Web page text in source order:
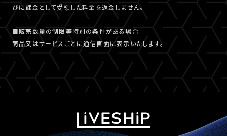
びに課金として受領した料金を返金しません。
■販売数量の制限等特別の条件がある場合
商品又はサービスごとに通信画面に表示いたします。